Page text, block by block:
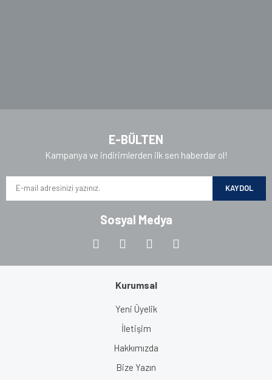
E-BÜLTEN
Kampanya ve indirimlerden ilk sen haberdar ol!
KAYDOL
Sosyal Medya
Kurumsal
Yeni Üyelik
İletişim
Hakkımızda
Bize Yazın